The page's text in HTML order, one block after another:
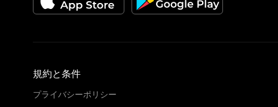
規約と条件
プライバシーポリシー